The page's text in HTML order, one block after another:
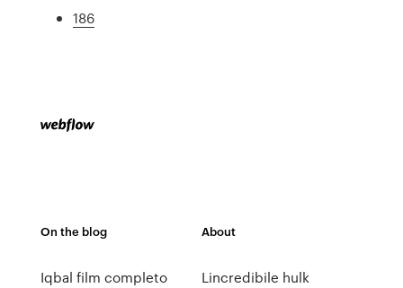
186
On the blog
Iqbal film completo
About
Lincredibile hulk